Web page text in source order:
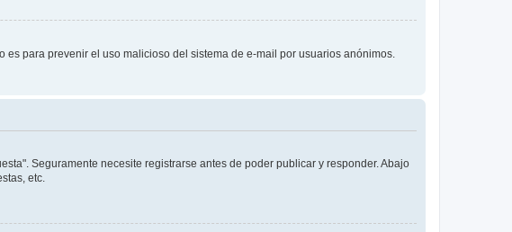
para prevenir el uso malicioso del sistema de e-mail por usuarios anónimos.
Seguramente necesite registrarse antes de poder publicar y responder. Abajo
etc.